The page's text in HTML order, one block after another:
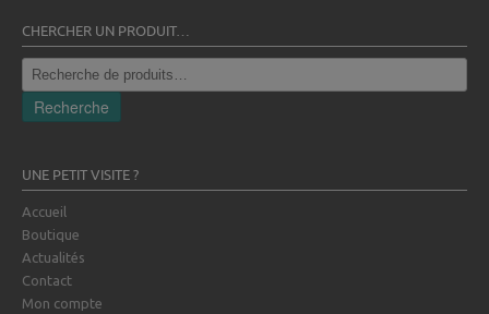
CHERCHER UN PRODUIT…
Recherche
pour :
Recherche
UNE PETIT VISITE ?
Accueil
Boutique
Actualités
Contact
Mon compte